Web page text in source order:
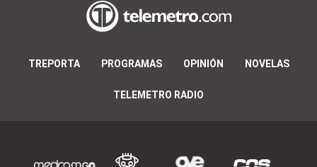
TREPORTA PROGRAMAS OPINIÓN NOVELAS
TELEMETRO RADIO